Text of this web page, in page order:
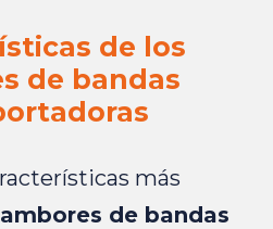
de los
de bandas
más
de bandas